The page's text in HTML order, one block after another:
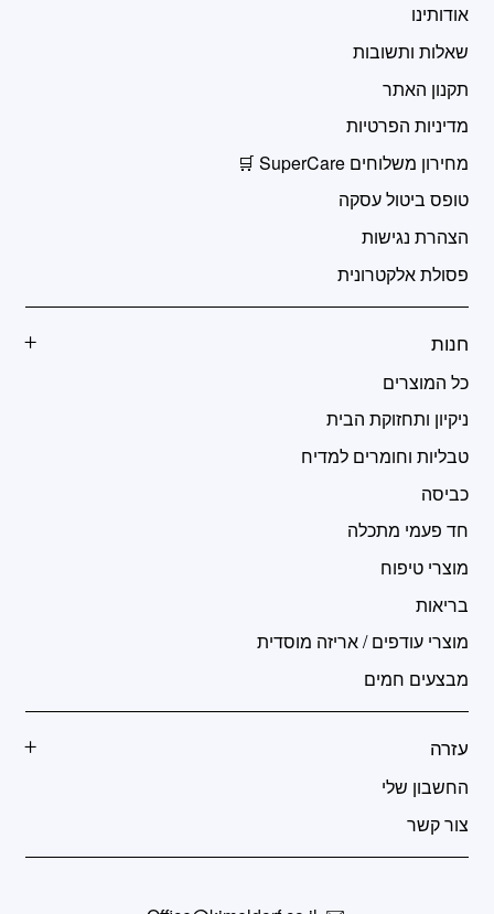
אודותינו
שאלות ותשובות
תקנון האתר
מדיניות הפרטיות
מחירון משלוחים SuperCare 🛒
טופס ביטול עסקה
הצהרת נגישות
פסולת אלקטרונית
חנות
כל המוצרים
ניקיון ותחזוקת הבית
טבליות וחומרים למדיח
כביסה
חד פעמי מתכלה
מוצרי טיפוח
בריאות
מוצרי עודפים / אריזה מוסדית
מבצעים חמים
עזרה
החשבון שלי
צור קשר